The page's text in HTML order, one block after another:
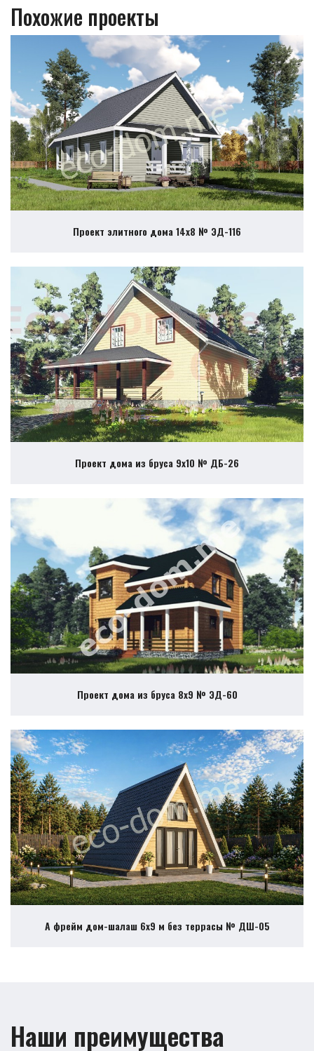
Похожие проекты
Проект элитного дома 14х8 № ЭД-116
Проект дома из бруса 9х10 № ДБ-26
Проект дома из бруса 8х9 № ЭД-60
А фрейм дом-шалаш 6х9 м без террасы № ДШ-05
Наши преимущества